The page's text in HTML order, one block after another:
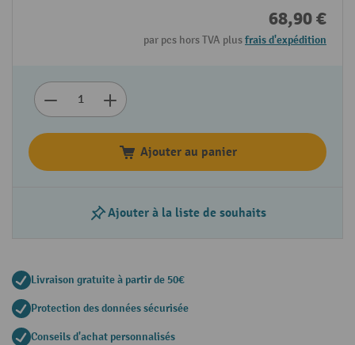
68,90 €
par pcs hors TVA plusfrais d'expédition
Ajouter au panier
Ajouter à la liste de souhaits
Livraison gratuite à partir de 50€
Protection des données sécurisée
Conseils d'achat personnalisés